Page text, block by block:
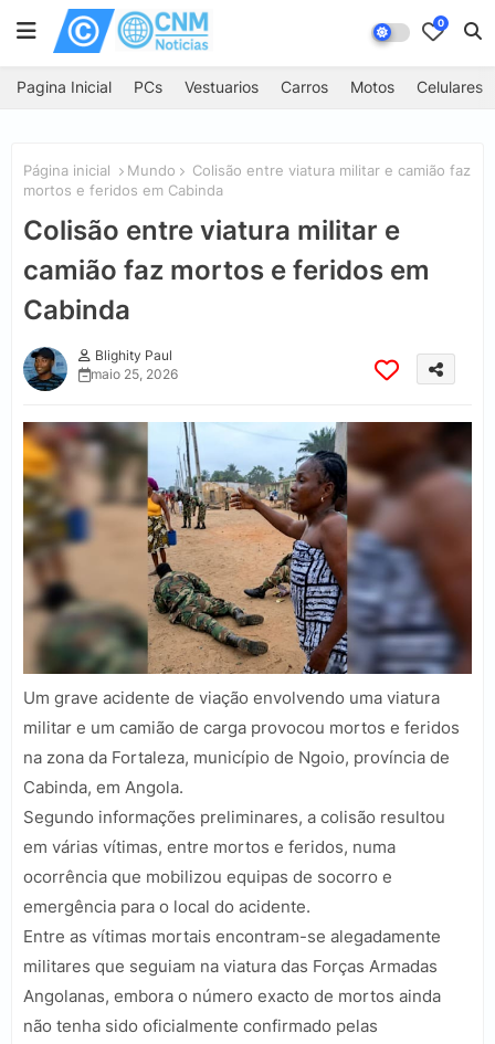
0
Pagina Inicial PCs Vestuarios Carros Motos Celulares
Página inicial Mundo
Colisão entre viatura militar e camião faz
mortos e feridos em Cabinda
Colisão entre viatura militar e
camião faz mortos e feridos em
Cabinda
Blighity Paul
maio 25, 2026
Um grave acidente de viação envolvendo uma viatura
militar e um camião de carga provocou mortos e feridos
na zona da Fortaleza, município de Ngoio, província de
Cabinda, em Angola.
Segundo informações preliminares, a colisão resultou
em várias vítimas, entre mortos e feridos, numa
ocorrência que mobilizou equipas de socorro e
emergência para o local do acidente.
Entre as vítimas mortais encontram-se alegadamente
militares que seguiam na viatura das Forças Armadas
Angolanas, embora o número exacto de mortos ainda
não tenha sido oficialmente confirmado pelas